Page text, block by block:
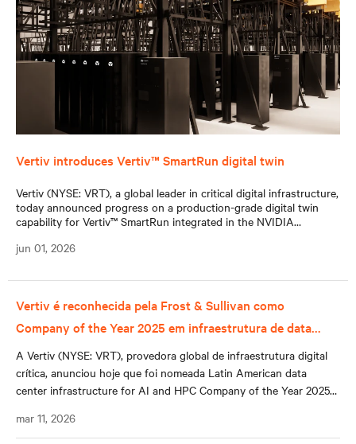
Vertiv introduces Vertiv™ SmartRun digital twin
Vertiv (NYSE: VRT), a global leader in critical digital infrastructure,
today announced progress on a production-grade digital twin
capability for Vertiv™ SmartRun integrated in the NVIDIA
make AI factory infrastructure more configurable, repeatable, and
jun 01, 2026
Vertiv é reconhecida pela Frost & Sullivan como
Company of the Year 2025 em infraestrutura de data
centers para IA e HPC na América Latina
A Vertiv (NYSE: VRT), provedora global de infraestrutura digital
crítica, anunciou hoje que foi nomeada Latin American data
center infrastructure for AI and HPC Company of the Year 2025
Awards.
mar 11, 2026